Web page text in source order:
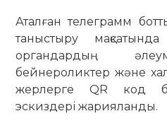
Аталған телеграмм
таныстыру мақсатында
органдардың
бейнероликтер және
жерлерге QR код
эскиздері жарияланды.